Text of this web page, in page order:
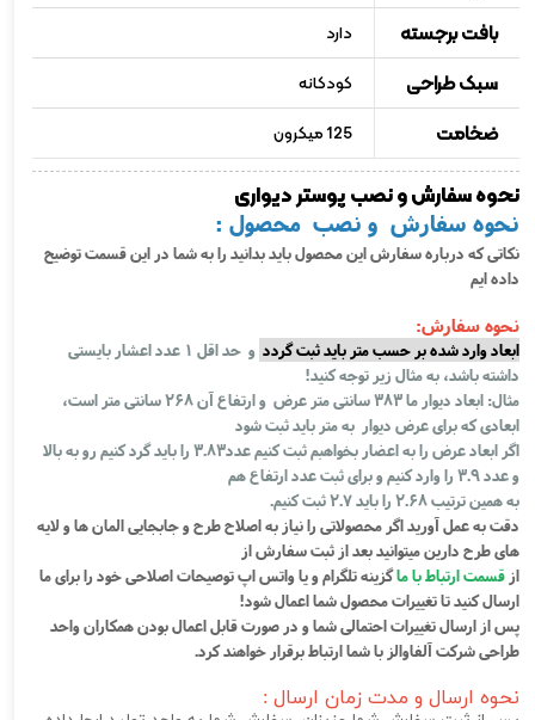
بافت برجسته دارد
سبک طراحی کودکانه
ضخامت 125 میکرون
نحوه سفارش و نصب پوستر دیواری
نحوه سفارش و نصب محصول :
نکاتی که درباره سفارش این محصول باید بدانید را به شما در این قسمت توضیح
داده ایم
نحوه سفارش:
ابعاد وارد شده بر حسب متر باید ثبت گردد
و حد اقل 1 عدد اعشار بایستی
داشته باشد، به مثال زیر توجه کنید!
مثال: ابعاد دیوار ما 383 سانتی متر عرض و ارتفاع آن 268 سانتی متر است،
ابعادی که برای عرض دیوار به متر باید ثبت شود
اگر ابعاد عرض را به اعضار بخواهبم ثبت کنیم عدد3.83 را باید گرد کنیم رو به بالا
و عدد 3.9 را وارد کنیم و برای ثبت عدد ارتفاع هم
به همین ترتیب 2.68 را باید 2.7 ثبت کنیم.
دقت به عمل آورید اگر محصولاتی را نیاز به اصلاح طرح و جابجایی المان ها و لایه
های طرح دارین میتوانید بعد از ثبت سفارش از
از قسمت ارتباط با ماگزینه تلگرام و یا واتس اپ توصیحات اصلاحی خود را برای ما
ارسال کنید تا تغییرات محصول شما اعمال شود!
پس از ارسال تغییرات احتمالی شما و در صورت قابل اعمال بودن همکاران واحد
طراحی شرکت آلفاوالز با شما ارتباط برقرار خواهند کرد.
نحوه ارسال و مدت زمان ارسال :